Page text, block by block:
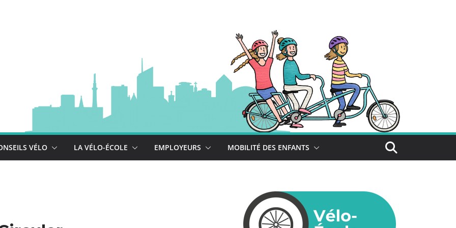
VÉLO LA VÉLO-ÉCOLE EMPLOYEURS MOBILITÉ DES ENFANTS